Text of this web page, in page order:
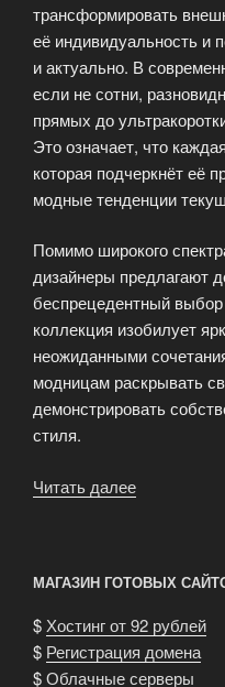
трансформировать
её индивидуальность и
и актуально. В
если не сотни,
прямых до
Это означает, что
которая подчеркнёт её
модные тенденции
Помимо широкого
дизайнеры предлагают
беспрецедентный
коллекция изобилует
неожиданными
модницам раскрывать
демонстрировать
стиля.
Читать далее
МАГАЗИН ГОТОВЫХ
$ Хостинг от 92 рублей
$ Регистрация домена
$Облачные серверы